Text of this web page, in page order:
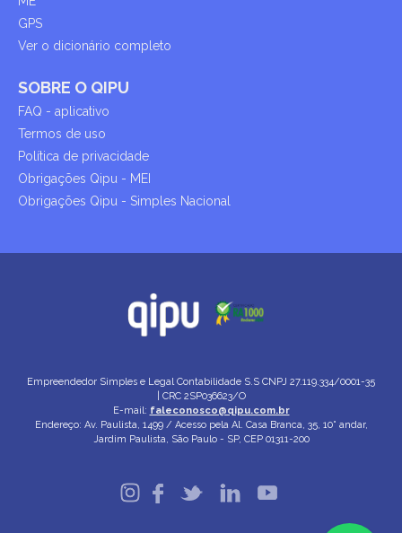
GPS
Ver o dicionário completo
SOBRE O QIPU
FAQ - aplicativo
Termos de uso
Política de privacidade
Obrigações Qipu - MEI
Obrigações Qipu - Simples Nacional
Empreendedor Simples e Legal Contabilidade S.S CNPJ 27.119.334/0001-35
| CRC 2SP036623/O
E-mail: faleconosco@qipu.com.br
Endereço: Av. Paulista, 1499 / Acesso pela Al. Casa Branca, 35, 10° andar,
Jardim Paulista, São Paulo - SP, CEP 01311-200